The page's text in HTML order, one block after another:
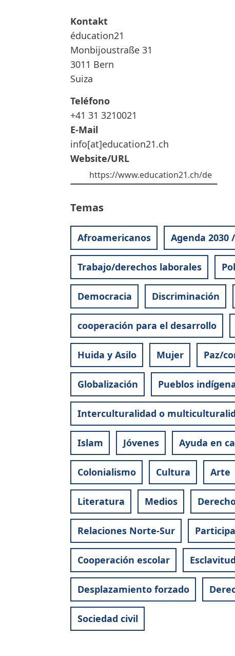
éducation21
Monbijoustraße 31
3011 Bern
Suiza
Teléfono
+41 31 3210021
E-Mail
info[at]education21.ch
Website/URL
https://www.education21.ch/de
Temas
Afroamericanos Agenda 2030
Trabajo/derechos laborales
Democracia Discriminación
cooperación para el desarrollo
Huida y Asilo Mujer Paz/
Globalización Pueblos
Interculturalidad o
Islam Jóvenes Ayuda en
Colonialismo Cultura Arte
Literatura Medios
Relaciones Norte-Sur
Cooperación escolar Esclavitud
Desplazamiento forzado
Sociedad civil